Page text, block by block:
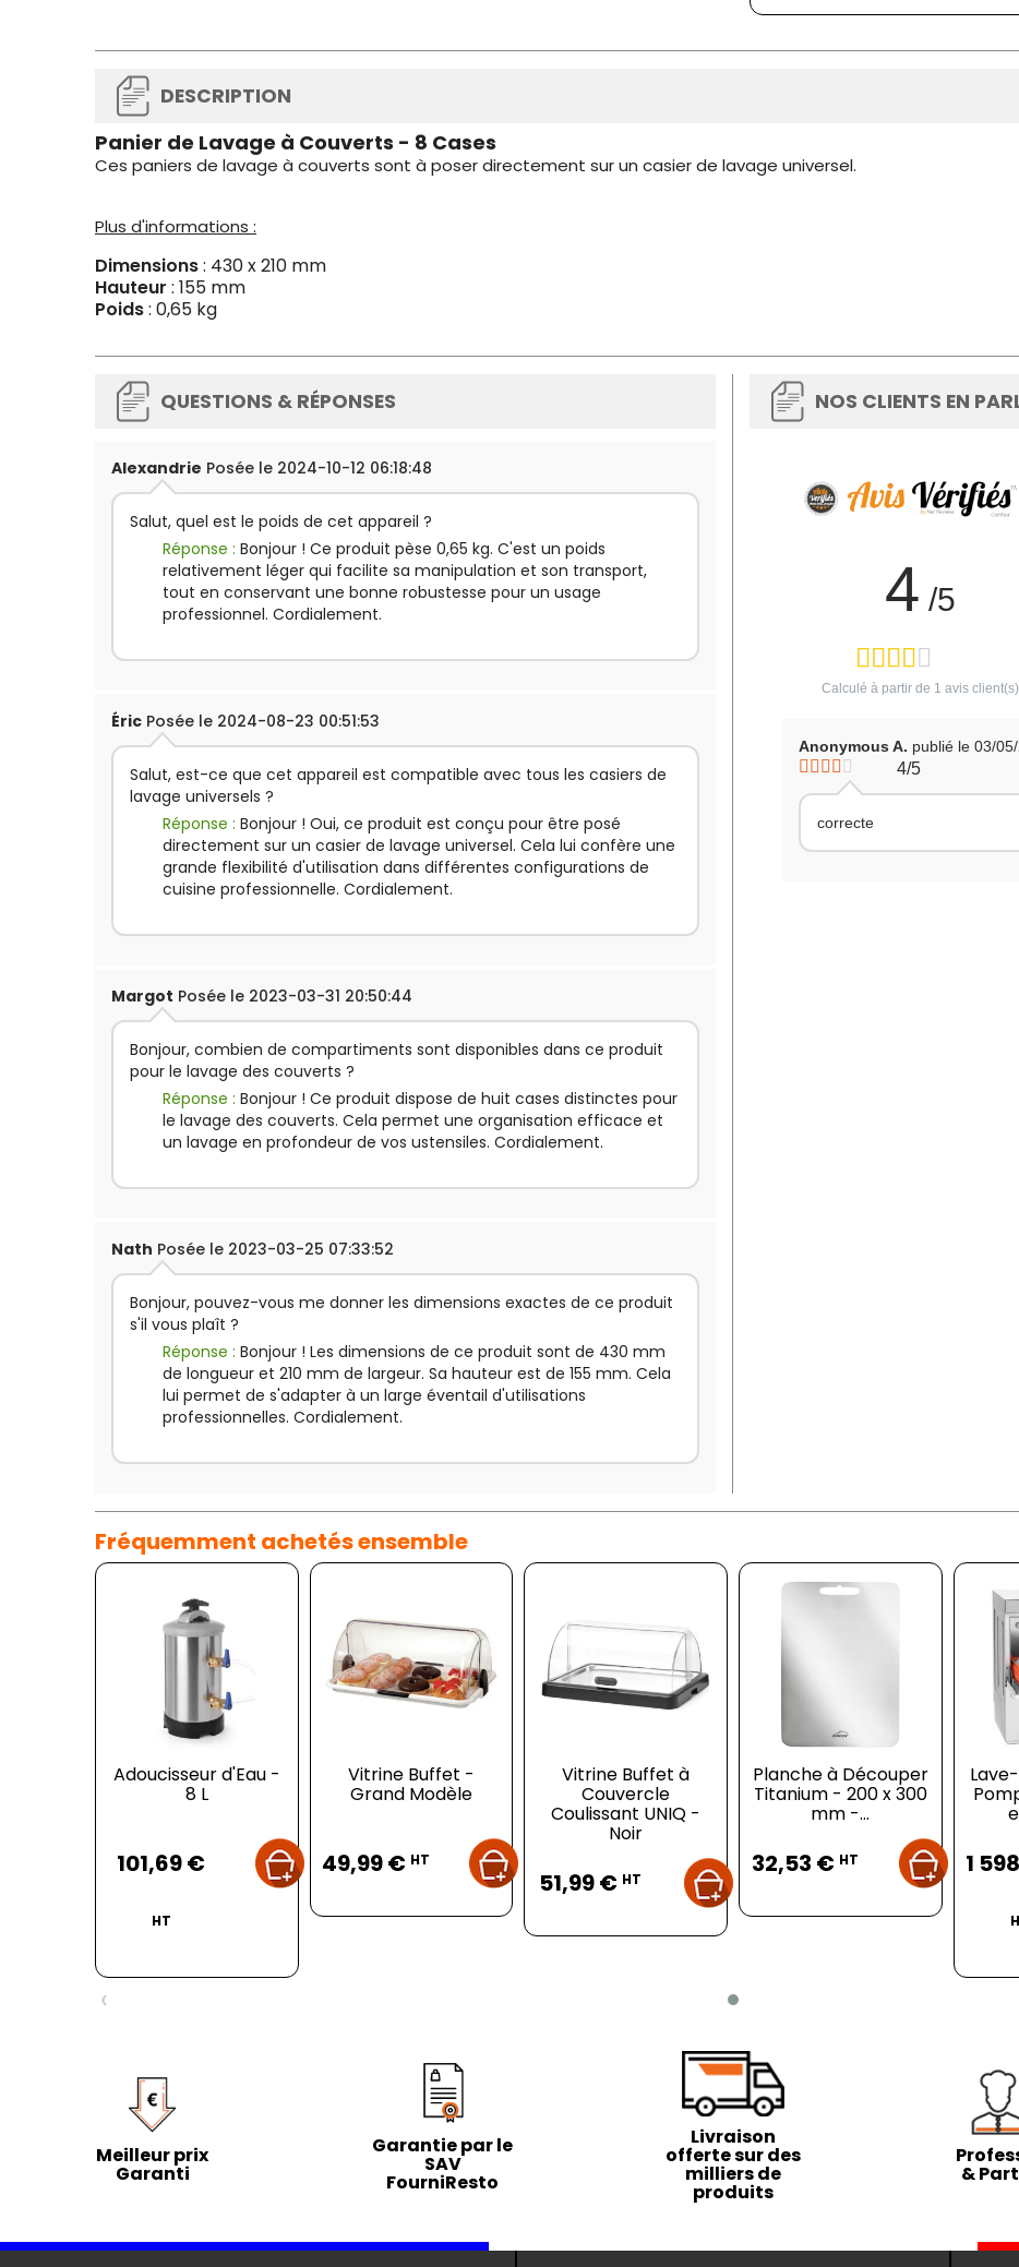
DESCRIPTION
Panier de Lavage à Couverts - 8 Cases
Ces paniers de lavage à couverts sont à poser directement sur un casier de lavage universel.
Plus d'informations :
Dimensions: 430 x 210 mm
Hauteur : 155 mm
Poids: 0,65 kg
QUESTIONS & RÉPONSES
Alexandrie Posée le 2024-10-12 06:18:48
Salut, quel est le poids de cet appareil ?
Réponse : Bonjour ! Ce produit pèse 0,65 kg. C'est un poids
relativement léger qui facilite sa manipulation et son transport,
tout en conservant une bonne robustesse pour un usage
professionnel. Cordialement.
Éric Posée le 2024-08-23 00:51:53
Salut, est-ce que cet appareil est compatible avec tous les casiers de
lavage universels ?
Réponse : Bonjour ! Oui, ce produit est conçu pour être posé
directement sur un casier de lavage universel. Cela lui confère une
grande flexibilité d'utilisation dans différentes configurations de
cuisine professionnelle. Cordialement.
Margot Posée le 2023-03-31 20:50:44
Bonjour, combien de compartiments sont disponibles dans ce produit
pour le lavage des couverts ?
Réponse : Bonjour ! Ce produit dispose de huit cases distinctes pour
le lavage des couverts. Cela permet une organisation efficace et
un lavage en profondeur de vos ustensiles. Cordialement.
Nath Posée le 2023-03-25 07:33:52
Bonjour, pouvez-vous me donner les dimensions exactes de ce produit
s'il vous plaît ?
Réponse : Bonjour ! Les dimensions de ce produit sont de 430 mm
de longueur et 210 mm de largeur. Sa hauteur est de 155 mm. Cela
lui permet de s'adapter à un large éventail d'utilisations
professionnelles. Cordialement.
NOS CLIENTS EN
4 /5
Calculé à partir de 1 avis client(s)
Anonymous A. publié le 03/
4/5
correcte
Fréquemment achetés ensemble
Adoucisseur d'Eau -
8 L
101,69 €
HT
Vitrine Buffet -
Grand Modèle
49,99 € HT
Vitrine Buffet à
Couvercle
Coulissant UNIQ -
Noir
51,99 € HT
Planche à Découper
Titanium - 200 x 300
mm -...
32,53 € HT 1
‹
Meilleur prix
Garanti
Garantie par le
SAV
FourniResto
Livraison
offerte sur des
milliers de
produits
&